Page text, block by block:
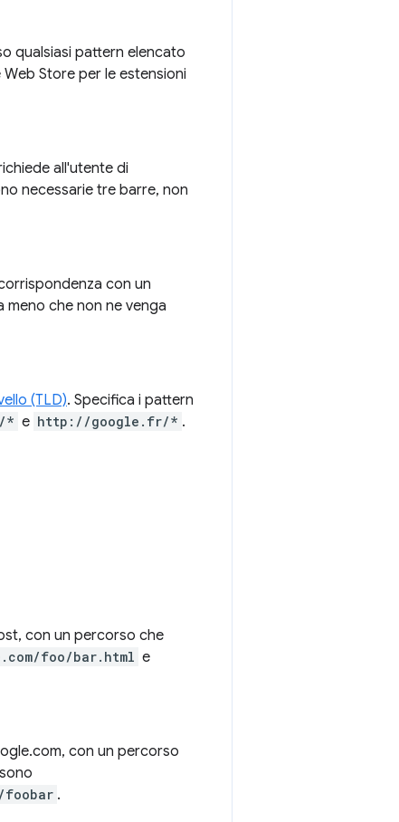
qualsiasi pattern elencato
Store per le estensioni
all'utente di
necessarie tre barre, non
con un
che non ne venga
(TLD). Specifica i pattern
* e http://google.fr/* .
con un percorso che
foo/bar.html e
con un percorso
foobar .